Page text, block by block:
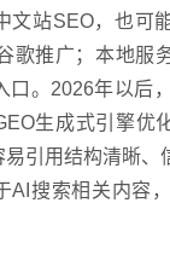
文站SEO，也可
歌推广；本地服
口。2026年以后
生成式引擎优
引用结构清晰、
AI搜索相关内容